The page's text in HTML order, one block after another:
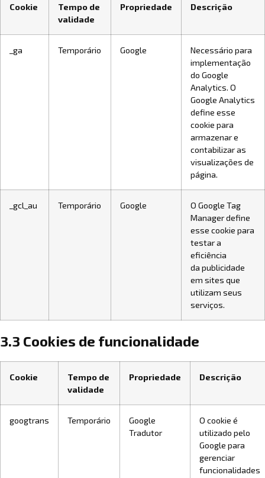
Cookie
Tempo de
validade
Propriedade Descrição
_ga Temporário Google
Necessário para
implementação
do Google
Analytics. O
Google Analytics
define esse
cookie para
armazenar e
contabilizar as
visualizações de
página.
_gcl_au Temporário Google
O Google Tag
Manager define
esse cookie para
testar a
eficiência
da publicidade
em sites que
utilizam seus
serviços.
3.3 Cookies de funcionalidade
Cookie
Tempo de
validade
Propriedade Descrição
googtrans Temporário
Google
Tradutor
O cookie é
utilizado pelo
Google para
gerenciar
funcionalidades